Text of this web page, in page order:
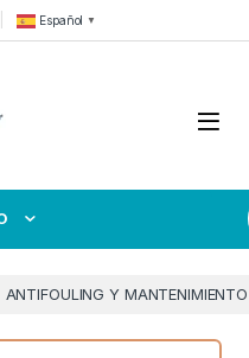
Español ▼
Open
ANTIFOULING Y MANTENIMIENTO